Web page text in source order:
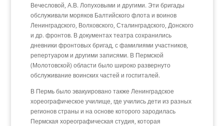
Вечесловой, А.В. Лопуховыми и другими. Эти бригады
обслуживали моряков Балтийского флота и воинов
Ленинградского, Волховского, Сталинградского, Донского
и др. фронтов. В документах театра сохранились
дневники фронтовых бригад, с фамилиями участников,
репертуаром и другими записями. В Пермской
(Молотовской) области было широко развернуто
обслуживание воинских частей и госпиталей.
В Пермь было эвакуировано также Ленинградское
хореографическое училище, где учились дети из разных
регионов страны и на основе которого зародилась
Пермская хореографическая студия, которая